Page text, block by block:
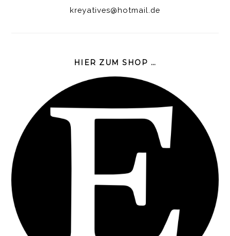
kreyatives@hotmail.de
HIER ZUM SHOP …